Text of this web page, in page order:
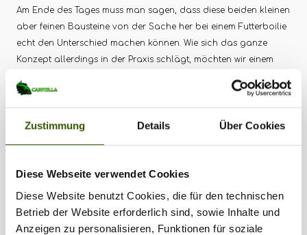
Zustimmung Details Über Cookies
Diese Webseite verwendet Cookies
Diese Website benutzt Cookies, die für den technischen
Betrieb der Website erforderlich sind, sowie Inhalte und
Anzeigen zu personalisieren, Funktionen für soziale
Am Ende des Tages muss man sagen, dass diese beiden kleinen
aber feinen Bausteine von der Sache her bei einem Futterboilie
echt den Unterschied machen können. Wie sich das ganze
Konzept allerdings in der Praxis schlägt, möchten wir einem
Nutrazym Boilies inklusive viel Zubehör. Checkt das Video für
alle Infos.
Zilla vergeben 42